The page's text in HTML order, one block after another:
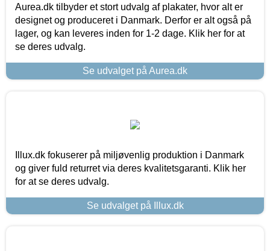
Aurea.dk tilbyder et stort udvalg af plakater, hvor alt er
designet og produceret i Danmark. Derfor er alt også på
lager, og kan leveres inden for 1-2 dage. Klik her for at
se deres udvalg.
Se udvalget på Aurea.dk
Illux.dk fokuserer på miljøvenlig produktion i Danmark
og giver fuld returret via deres kvalitetsgaranti. Klik her
for at se deres udvalg.
Se udvalget på Illux.dk